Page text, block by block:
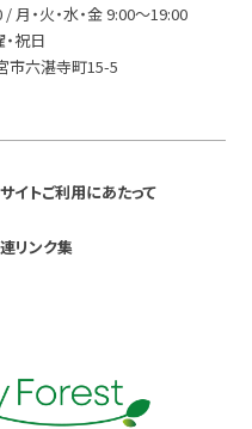
・火・水・金 9:00〜19:00
祝日
市六湛寺町15-5
イトご利用にあたって
リンク集